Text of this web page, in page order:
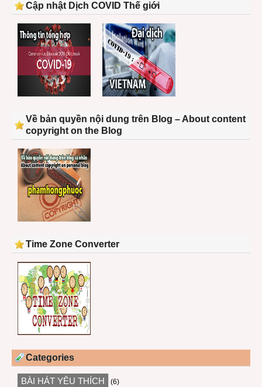
Cập nhật Dịch COVID Thế giới
Về bản quyền nội dung trên Blog – About content
copyright on the Blog
Time Zone Converter
Categories
BÀI HÁT YÊU THÍCH (6)